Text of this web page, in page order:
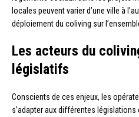
locales peuvent varier d’une ville à
déploiement du coliving sur
Les acteurs du
législatifs
Conscients de ces enjeux, les
s’adapter aux différentes législations